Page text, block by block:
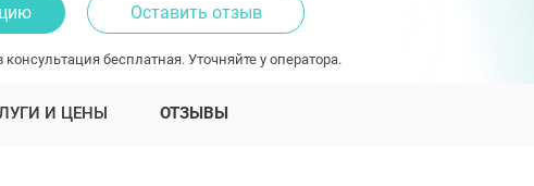
Оставить отзыв
бесплатная. Уточняйте у оператора.
И ЦЕНЫ ОТЗЫВЫ